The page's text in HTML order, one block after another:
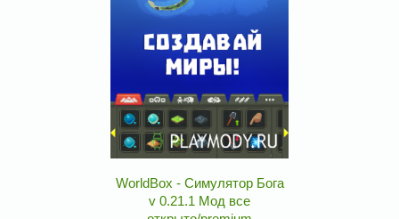
WorldBox - Симулятор Бога
v 0.21.1 Мод все